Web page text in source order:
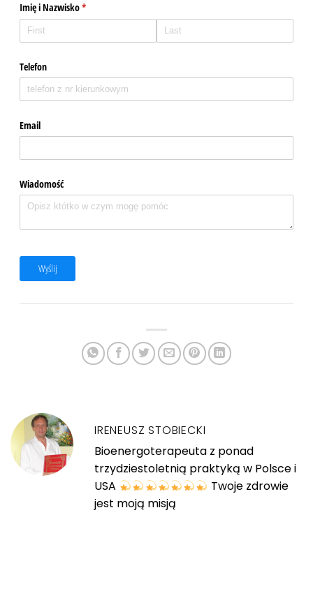
Imię i Nazwisko*
(required)
Telefon
Email
Wiadomość
Wyślij
IRENEUSZ STOBIECKI
Bioenergoterapeuta z ponad
trzydziestoletnią praktyką w Polsce i
USA
Twoje zdrowie
jest moją misją